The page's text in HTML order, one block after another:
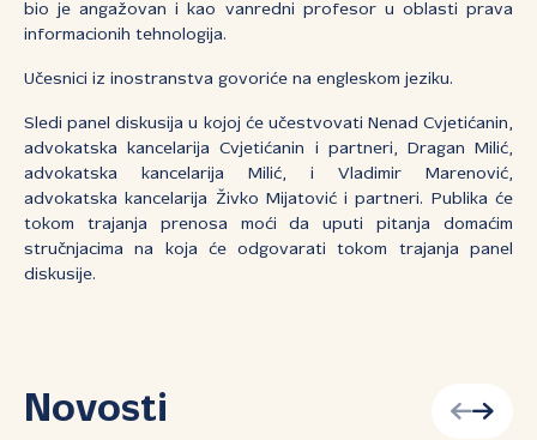
bio je angažovan i kao vanredni profesor u oblasti prava
informacionih tehnologija.
Učesnici iz inostranstva govoriće na engleskom jeziku.
Sledi panel diskusija u kojoj će učestvovati Nenad Cvjetićanin,
advokatska kancelarija Cvjetićanin i partneri, Dragan Milić,
advokatska kancelarija Milić, i Vladimir Marenović,
advokatska kancelarija Živko Mijatović i partneri. Publika će
tokom trajanja prenosa moći da uputi pitanja domaćim
stručnjacima na koja će odgovarati tokom trajanja panel
diskusije.
Novosti